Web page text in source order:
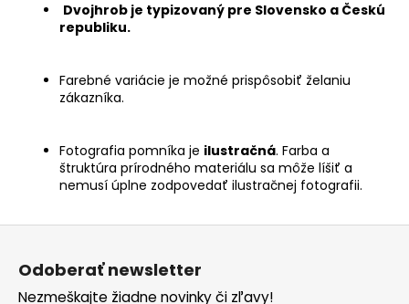
Dvojhrob je typizovaný pre Slovensko a Českú
republiku.
Farebné variácie je možné prispôsobiť želaniu
zákazníka.
Fotografia pomníka je ilustračná. Farba a
štruktúra prírodného materiálu sa môže líšiť a
nemusí úplne zodpovedať ilustračnej fotografii.
Z
Odoberať newsletter
Nezmeškajte žiadne novinky či zľavy!